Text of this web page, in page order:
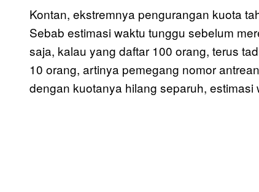
Kontan, ekstremnya pengurangan kuota
Sebab estimasi waktu tunggu sebelum
saja, kalau yang daftar 100 orang, terus
10 orang, artinya pemegang nomor
dengan kuotanya hilang separuh,